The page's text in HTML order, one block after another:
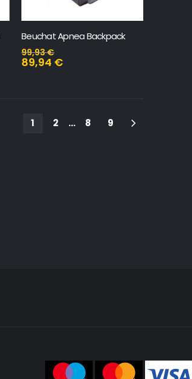
Beuchat Apnea Backpack
99,93€
89,94 €
1 2 … 8 9